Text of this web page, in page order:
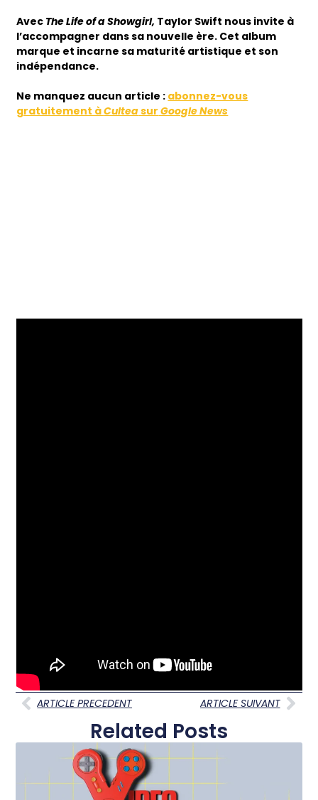
Avec The Life of a Showgirl, Taylor Swift nous invite à
l’accompagner dans sa nouvelle ère. Cet album
marque et incarne sa maturité artistique et son
indépendance.
Ne manquez aucun article : abonnez-vous
gratuitement àCulteasur Google News
ARTICLE PRECEDENT ARTICLE SUIVANT
Related Posts